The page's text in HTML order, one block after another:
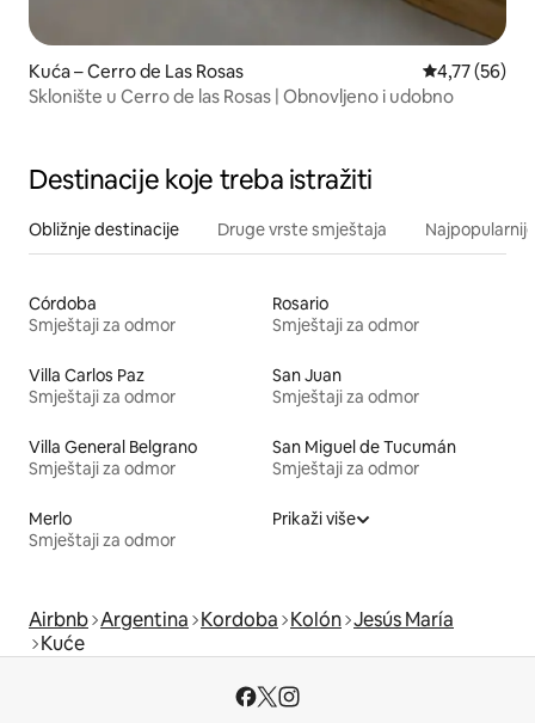
Kuća – Cerro de Las Rosas Prosječna
4,77 (56)
Sklonište u Cerro de las Rosas | Obnovljeno i udobno
Destinacije koje treba istražiti
Obližnje destinacije Druge vrste smještaja
Córdoba
Smještaji za odmor
Rosario
Smještaji za odmor
Villa Carlos Paz
Smještaji za odmor
San Juan
Smještaji za odmor
Villa General Belgrano
Smještaji za odmor
San Miguel de Tucumán
Smještaji za odmor
Merlo
Smještaji za odmor
Prikaži više
Airbnb Argentina Kordoba Kolón Jesús María
Kuće